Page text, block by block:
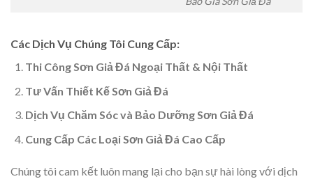
Các Dịch Vụ Chúng Tôi Cung Cấp:
Thi Công Sơn Giả Đá Ngoại Thất & Nội Thất
Tư Vấn Thiết Kế Sơn Giả Đá
Dịch Vụ Chăm Sóc và Bảo Dưỡng Sơn Giả Đá
Cung Cấp Các Loại Sơn Giả Đá Cao Cấp
Chúng tôi cam kết luôn mang lại cho bạn sự hài lòng với dịch